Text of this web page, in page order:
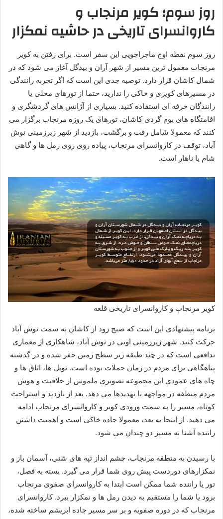
روز سوم؛ کویر مرنجاب و
کاروانسرای تاریخی در حاشیه نمکزار
روز سوم نقطه اوج ماجراجویی این سفر است. برای رفتن به کویر
مرنجاب معمول ترین مسیر از شهر آران و بیدگل آغاز می شود که در
شمال کاشان قرار دارد. توصیه جدی این است که اگر تجربه رانندگی
در مسیرهای کویری و خاکی را ندارید، حتما از تورهای محلی یا
رانندگان حرفه ای استفاده کنید. بسیاری از آژانس های گردشگری و
اقامتگاه های بوم گردی کاشان، تورهای یک روزه مرنجاب برگزار می
کنند که معمولا شامل رفت و برگشت، بازدید از شهر زیرزمینی نوش
آباد، توقف در کاروانسرای مرنجاب، پیاده روی روی رمل ها و گاهی
شام یا ناهار است.
کویر مرنجاب و کاروانسرای تاریخی قلعه
برنامه پیشنهادی این است که صبح زود از کاشان به سمت نوش آباد
حرکت کنید. شهر زیرزمینی اویی در نوش آباد، شاهکاری از معماری
تدافعی است که در چند طبقه زیر سطح زمین حفر شده و در گذشته
پناهگاهی برای مردم در زمان حملات بوده است. تونل ها، اتاق ها و
چاه های عمودی این مجموعه تصویری ملموس از خلاقیت و هوش
مردم منطقه در مواجهه با تهدیدها می دهد. بعد از بازدید و استراحت
کوتاه، مسیر را به سمت ورودی کویر و کاروانسرای مرنجاب ادامه
می دهید. از اینجا به بعد، معمولا جاده خاکی است و اهمیت داشتن
راننده آشنا به مسیر دو چندان می شود.
با رسیدن به منطقه مرنجاب، چشم انداز تپه های شنی، آسمان باز و
نمکزارهای دوردست پیش روی شما قرار می گیرد. بسته به فصل،
تور یا راننده شما ممکن است ابتدا به کاروانسرای صفوی مرنجاب
برود یا شما را مستقیم به دیدن رمل ها و نمکزار ببرد. کاروانسرای
مرنجاب که در دوره صفویه و بر سر مسیر جاده ابریشم ساخته شده،